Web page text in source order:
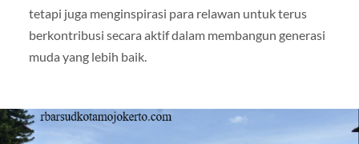
tetapi juga menginspirasi para relawan untuk terus
berkontribusi secara aktif dalam membangun generasi
muda yang lebih baik.